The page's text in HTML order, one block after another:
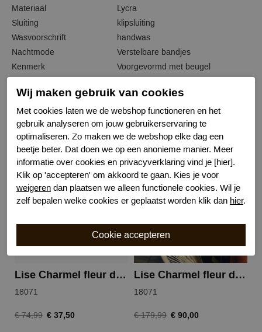
Materiaal
Lycra
Sluiting
klipsluiting
Wasvoorschrift
handwas
Nachtmode
Verstelbare bandjes
Kenmerk
Voorgevormd met beugel
Gerelateerde producten
-50%
Lise Charmel fleur de nuit slip
18071
€ 74,99 € 37,50
-50%
Lise Charmel fleur de nuit badpak
18071
€ 179,99 € 90,00
Wij maken gebruik van cookies
Met cookies laten we de webshop functioneren en het
gebruik analyseren om jouw gebruikerservaring te
optimaliseren. Zo maken we de webshop elke dag een
beetje beter. Dat doen we op een anonieme manier. Meer
informatie over cookies en privacyverklaring vind je [hier].
Klik op 'accepteren' om akkoord te gaan. Kies je voor
weigeren dan plaatsen we alleen functionele cookies. Wil je
zelf bepalen welke cookies er geplaatst worden klik dan hier.